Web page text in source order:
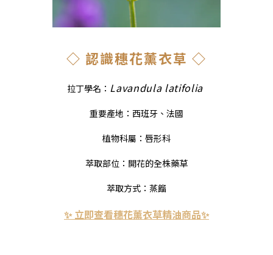
◇ 認識穗花薰衣草 ◇
拉丁學名： Lavandula latifolia
重要產地：西班牙、法國
植物科屬：唇形科
萃取部位：開花的全株藥草
萃取方式：蒸餾
✨ 立即查看穗花薰衣草精油商品✨